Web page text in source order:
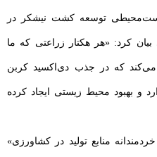
توسعه کشت نیشکر در
کرد: «هر هکتار زراعتی که ما
می‌کند که در جذب دی‌اکسید کربن
و بهبود محیط زیستی ایجاد کرده
منابع تولید در کشاورزی»